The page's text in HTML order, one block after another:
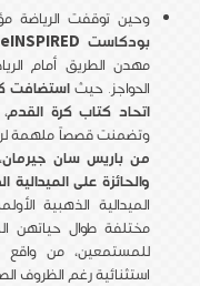
وحين توقفت الرياضة مؤقتاً في مايو
بودكاست beINSPIRED
مهدن الطريق أمام
الحواجز. حيثاستضافت
اتحاد كتاب كرة القدم
وتضمنت قصصاً ملهمة
من باريس سان
والحائزة على الميدالية
الميدالية الذهبية
مختلفة طوال حياتهن
للمستمعين، من واقع
استثنائية رغم الظروف